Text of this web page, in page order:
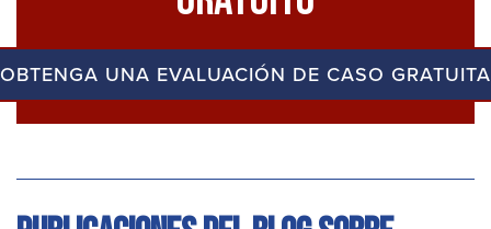
OBTENGA UNA EVALUACIÓN DE CASO GRATUITA